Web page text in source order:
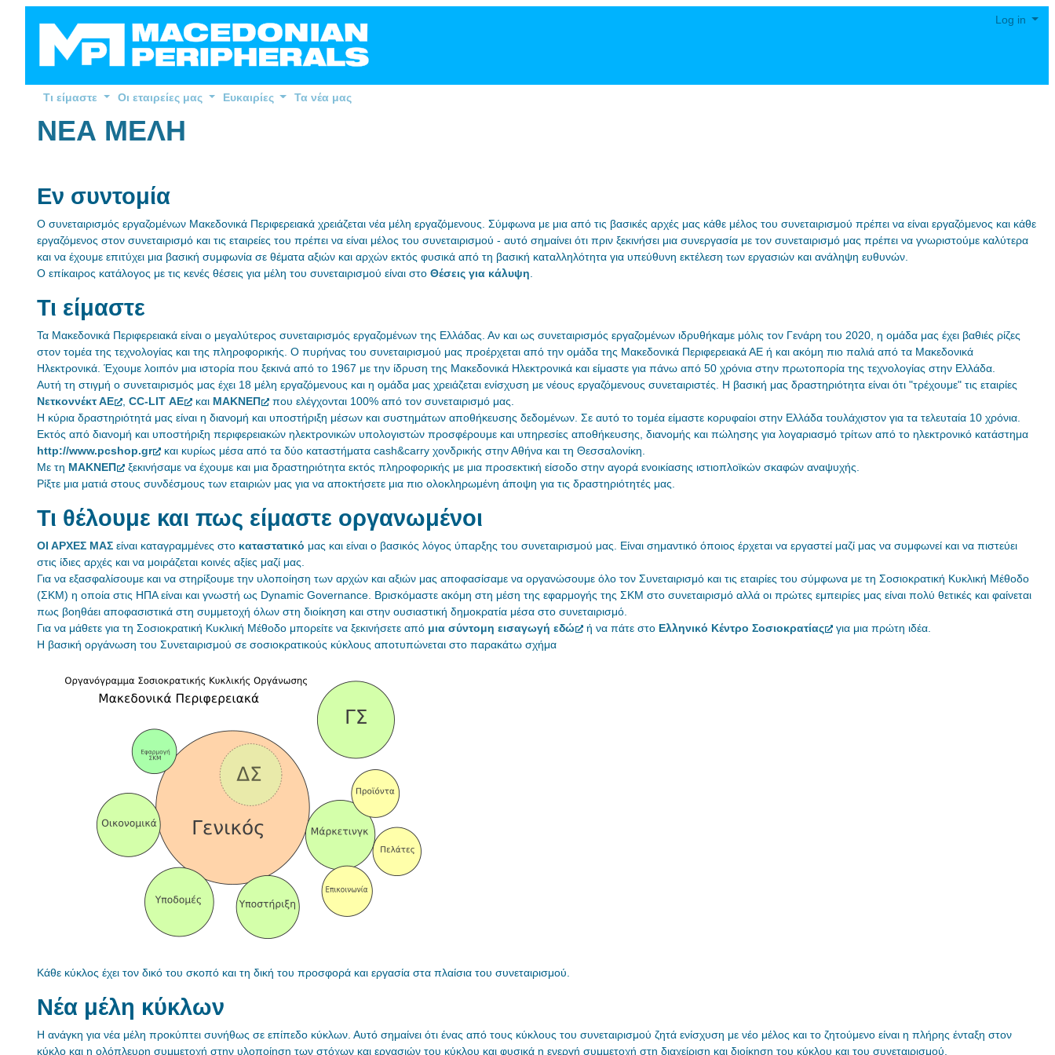
Log in
Τι είμαστε Οι εταιρείες μας Ευκαιρίες Τα νέα μας
ΝΕΑ ΜΕΛΗ
Εν συντομία
Ο συνεταιρισμός εργαζομένων Μακεδονικά Περιφερειακά χρειάζεται νέα μέλη εργαζόμενους. Σύμφωνα με μια από τις βασικές αρχές μας κάθε μέλος του συνεταιρισμού πρέπει να είναι εργαζόμενος και κάθε
εργαζόμενος στον συνεταιρισμό και τις εταιρείες του πρέπει να είναι μέλος του συνεταιρισμού - αυτό σημαίνει ότι πριν ξεκινήσει μια συνεργασία με τον συνεταιρισμό μας πρέπει να γνωριστούμε καλύτερα
και να έχουμε επιτύχει μια βασική συμφωνία σε θέματα αξιών και αρχών εκτός φυσικά από τη βασική καταλληλότητα για υπεύθυνη εκτέλεση των εργασιών και ανάληψη ευθυνών.
Ο επίκαιρος κατάλογος με τις κενές θέσεις για μέλη του συνεταιρισμού είναι στο Θέσεις για κάλυψη
Τι είμαστε
Τα Μακεδονικά Περιφερειακά είναι ο μεγαλύτερος συνεταιρισμός εργαζομένων της Ελλάδας. Αν και ως συνεταιρισμός εργαζομένων ιδρυθήκαμε μόλις τον Γενάρη του 2020, η ομάδα μας έχει βαθιές ρίζες
στον τομέα της τεχνολογίας και της πληροφορικής. Ο πυρήνας του συνεταιρισμού μας προέρχεται από την ομάδα της Μακεδονικά Περιφερειακά ΑΕ ή και ακόμη πιο παλιά από τα Μακεδονικά
Ηλεκτρονικά. Έχουμε λοιπόν μια ιστορία που ξεκινά από το 1967 με την ίδρυση της Μακεδονικά Ηλεκτρονικά και είμαστε για πάνω από 50 χρόνια στην πρωτοπορία της τεχνολογίας στην Ελλάδα.
Αυτή τη στιγμή ο συνεταιρισμός μας έχει 18 μέλη εργαζόμενους και η ομάδα μας χρειάζεται ενίσχυση με νέους εργαζόμενους συνεταιριστές. Η βασική μας δραστηριότητα είναι ότι "τρέχουμε" τις εταιρίες
Νετκοννέκτ ΑΕ
CC-LIT ΑΕ και ΜΑΚΝΕΠ
που ελέγχονται 100% από τον συνεταιρισμό μας.
Η κύρια δραστηριότητά μας είναι η διανομή και υποστήριξη μέσων και συστημάτων αποθήκευσης δεδομένων. Σε αυτό το τομέα είμαστε κορυφαίοι στην Ελλάδα τουλάχιστον για τα τελευταία 10 χρόνια.
Εκτός από διανομή και υποστήριξη περιφερειακών ηλεκτρονικών υπολογιστών προσφέρουμε και υπηρεσίες αποθήκευσης, διανομής και πώλησης για λογαριασμό τρίτων από το ηλεκτρονικό κατάστημα
http://www.pcshop.gr
και κυρίως μέσα από τα δύο καταστήματα cash&carry χονδρικής στην Αθήνα και τη Θεσσαλονίκη.
Με τη ΜΑΚΝΕΠ
ξεκινήσαμε να έχουμε και μια δραστηριότητα εκτός πληροφορικής με μια προσεκτική είσοδο στην αγορά ενοικίασης ιστιοπλοϊκών σκαφών αναψυχής.
Ρίξτε μια ματιά στους συνδέσμους των εταιριών μας για να αποκτήσετε μια πιο ολοκληρωμένη άποψη για τις δραστηριότητές μας.
Τι θέλουμε και πως είμαστε οργανωμένοι
ΟΙ ΑΡΧΕΣ ΜΑΣ είναι καταγραμμένες στο καταστατικό μας και είναι ο βασικός λόγος ύπαρξης του συνεταιρισμού μας. Είναι σημαντικό όποιος έρχεται να εργαστεί μαζί μας να συμφωνεί και να πιστεύει
στις ίδιες αρχές και να μοιράζεται κοινές αξίες μαζί μας.
Για να εξασφαλίσουμε και να στηρίξουμε την υλοποίηση των αρχών και αξιών μας αποφασίσαμε να οργανώσουμε όλο τον Συνεταιρισμό και τις εταιρίες του σύμφωνα με τη Σοσιοκρατική Κυκλική Μέθοδο
(ΣΚΜ) η οποία στις ΗΠΑ είναι και γνωστή ως Dynamic Governance. Βρισκόμαστε ακόμη στη μέση της εφαρμογής της ΣΚΜ στο συνεταιρισμό αλλά οι πρώτες εμπειρίες μας είναι πολύ θετικές και φαίνεται
πως βοηθάει αποφασιστικά στη συμμετοχή όλων στη διοίκηση και στην ουσιαστική δημοκρατία μέσα στο συνεταιρισμό.
Για να μάθετε για τη Σοσιοκρατική Κυκλική Μέθοδο μπορείτε να ξεκινήσετε από μια σύντομη εισαγωγή εδώ ή να πάτε στο Ελληνικό Κέντρο Σοσιοκρατίας
για μια πρώτη ιδέα.
Η βασική οργάνωση του Συνεταιρισμού σε σοσιοκρατικούς κύκλους αποτυπώνεται στο παρακάτω σχήμα
Κάθε κύκλος έχει τον δικό του σκοπό και τη δική του προσφορά και εργασία στα πλαίσια του συνεταιρισμού.
Νέα μέλη κύκλων
Η ανάγκη για νέα μέλη προκύπτει συνήθως σε επίπεδο κύκλων. Αυτό σημαίνει ότι ένας από τους κύκλους του συνεταιρισμού ζητά ενίσχυση με νέο μέλος και το ζητούμενο είναι η πλήρης ένταξη στον
κύκλο και η ολόπλευρη συμμετοχή στην υλοποίηση των στόχων και εργασιών του κύκλου και φυσικά η ενεργή συμμετοχή στη διαχείριση και διοίκηση του κύκλου και του συνεταιρισμού.